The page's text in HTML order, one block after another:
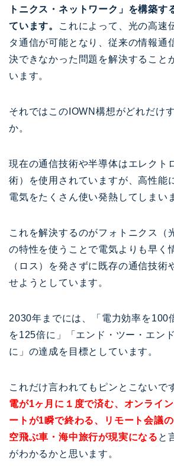
トニクス・ネットワーク」を構築す
ています。
これによって、光の高速
タ通信が可能となり、従来の情報通
決できなかった問題を解決すること
います。
それではこのIOWN構想がどれだけ
か。
現在の通信技術や半導体はエレクト
術）を使用されていますが、高性能
電気をたくさん使い発熱してしまい
これを解決するのがフォトニクス（
の特性を使うことで電気よりも早く
（ロス）を発さずに既存の通信技術
せようとしています。
2030年までには、「電力効率を100
を125倍に」「エンド・ツー・エン
に」の達成を目標としています。
これだけ言われてもピンとこないで
電が1ヶ月に１度で済む、オンライ
ートが1瞬で終わる、リモート会議の
空飛ぶ車・海中旅行が現実になる と
がわかるかと思います。